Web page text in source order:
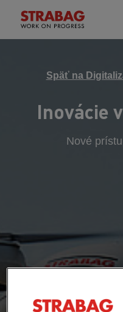
Späť na
Inovácie
Nové